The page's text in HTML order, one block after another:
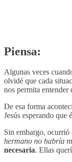
Piensa:
Algunas veces
olvidé que cada
nos permita entender
De esa forma
Jesús esperando
Sin embargo, ocurrió
hermano no habría
necesaria. Ellas